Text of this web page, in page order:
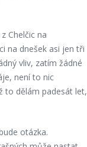
Chelčic na
na dnešek asi jen tři
vliv, zatím žádné
není to nic
to dělám padesát let,
otázka.